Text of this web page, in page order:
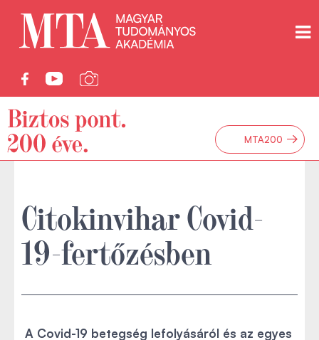
MTA200 →
Citokinvihar Covid-
19-fertőzésben
A Covid-19 betegség lefolyásáról és az egyes